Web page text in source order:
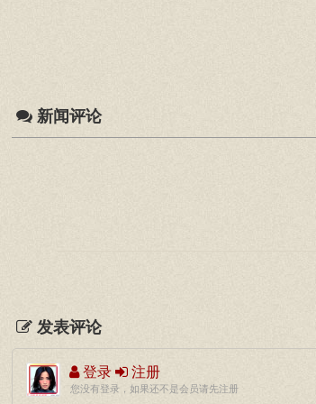
新闻评论
发表评论
登录 注册
您没有登录，如果还不是会员请先注册